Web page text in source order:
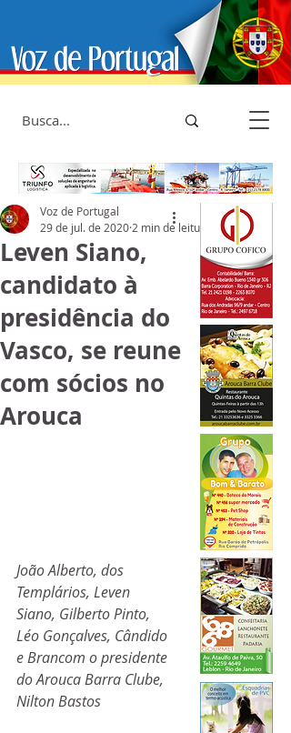
Leven Siano,
candidato à
presidência do
Vasco, se reune
com sócios no
Arouca
Voz de Portugal
29 de jul. de 2020 2 min de leitura
João Alberto, dos
Templários, Leven
Siano, Gilberto Pinto,
Léo Gonçalves, Cândido
e Brancom o presidente
do Arouca Barra Clube,
Nilton Bastos